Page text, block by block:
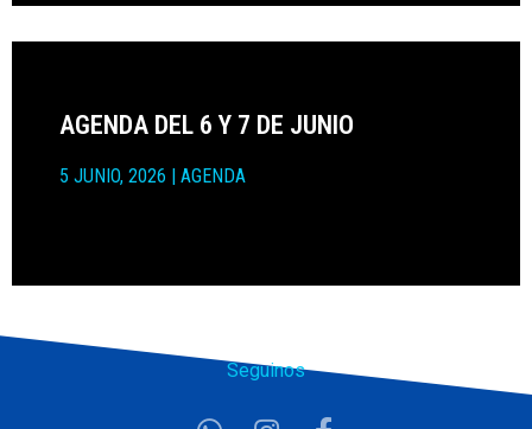
AGENDA DEL 6 Y 7 DE JUNIO
5 JUNIO, 2026 AGENDA
Seguinos